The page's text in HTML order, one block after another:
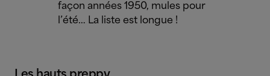
façon années 1950, mules pour
l’été… La liste est longue !